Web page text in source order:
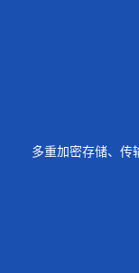
多重加密存储、传